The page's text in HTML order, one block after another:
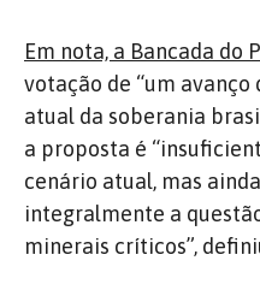
Em nota, a Bancada do
votação de “um
atual da soberania
a proposta é
cenário atual, mas
integralmente a
minerais críticos”,